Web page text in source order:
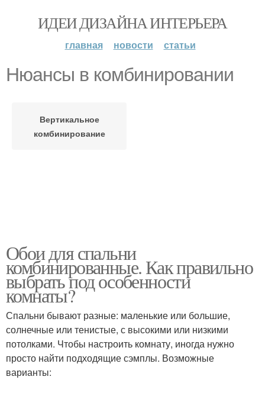
ИДЕИ ДИЗАЙНА ИНТЕРЬЕРА
главная новости статьи
Нюансы в комбинировании
Вертикальное
комбинирование
Обои для спальни
комбинированные. Как правильно
выбрать под особенности
комнаты?
Спальни бывают разные: маленькие или большие,
солнечные или тенистые, с высокими или низкими
потолками. Чтобы настроить комнату, иногда нужно
просто найти подходящие сэмплы. Возможные
варианты: